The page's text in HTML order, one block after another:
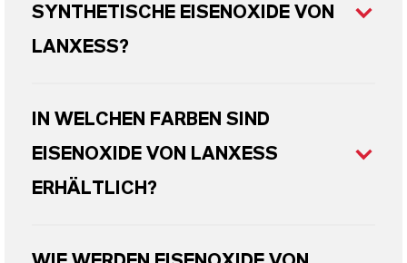
SYNTHETISCHE EISENOXIDE VON
LANXESS?
IN WELCHEN FARBEN SIND
EISENOXIDE VON LANXESS
ERHÄLTLICH?